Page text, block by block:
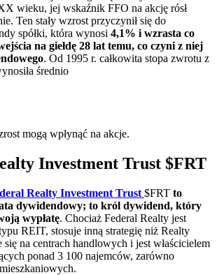
wieku, jej wskaźnik FFO na akcję rósł
Ten stały wzrost przyczynił się do
spółki, która wynosi 4,1% i wzrasta co
na giełdę 28 lat temu, co czyni z niej
. Od 1995 r. całkowita stopa zwrotu z
średnio
mogą wpłynąć na akcje.
Investment Trust $FRT
Realty Investment Trust $FRT to
dywidendowy; to król dywidend, który
wypłatę. Chociaż Federal Realty jest
REIT, stosuje inną strategię niż Realty
na centrach handlowych i jest właścicielem
ponad 3 100 najemców, zarówno